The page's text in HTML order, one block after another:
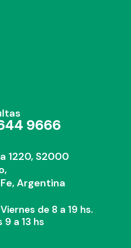
9666
1220, S2000
Argentina
de 8 a 19 hs.
9 a 13 hs